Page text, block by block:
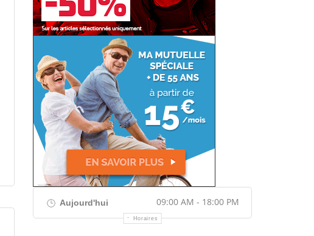
Aujourd'hui 09:00 AM - 18:00 PM
Horaires